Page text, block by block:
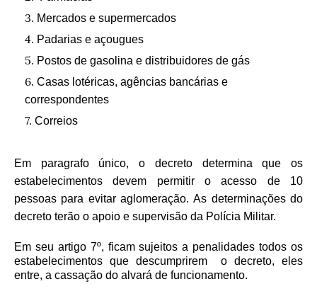
Mercados e supermercados
Padarias e açougues
Postos de gasolina e distribuidores de gás
Casas lotéricas, agências bancárias e
correspondentes
Correios
Em paragrafo único, o decreto determina que os
estabelecimentos devem permitir o acesso de 10
pessoas para evitar aglomeração.As determinações do
decreto terão o apoio e supervisão da Polícia Militar.
Em seu artigo 7º, ficam sujeitos a penalidades todos os
estabelecimentos que descumprirem
o decreto, eles
entre, a cassação do alvará de funcionamento.